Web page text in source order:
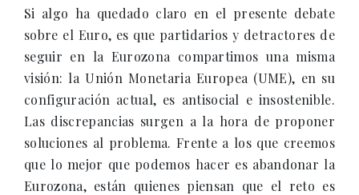
Si algo ha quedado claro en el presente debate
sobre el Euro, es que partidarios y detractores de
seguir en la Eurozona compartimos una misma
visión: la Unión Monetaria Europea (UME), en su
configuración actual, es antisocial e insostenible.
Las discrepancias surgen a la hora de proponer
soluciones al problema. Frente a los que creemos
que lo mejor que podemos hacer es abandonar la
Eurozona, están quienes piensan que el reto es